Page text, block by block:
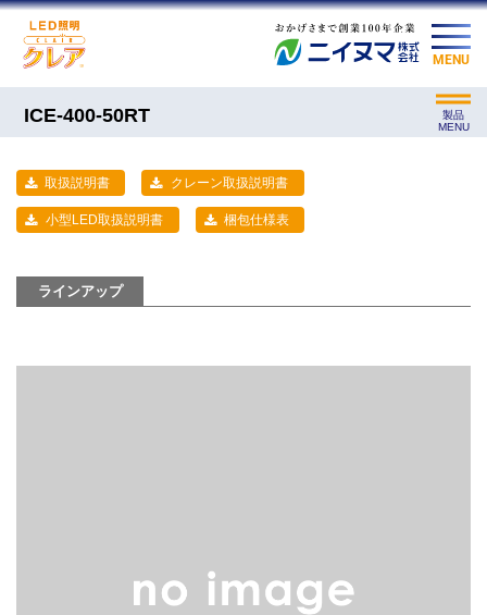
MENU
ICE-400-50RT
製品
MENU
取扱説明書 クレーン取扱説明書
小型LED取扱説明書 梱包仕様表
ラインアップ